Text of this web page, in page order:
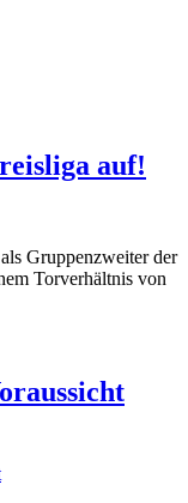
auf!
Gruppenzweiter der
Torverhältnis von